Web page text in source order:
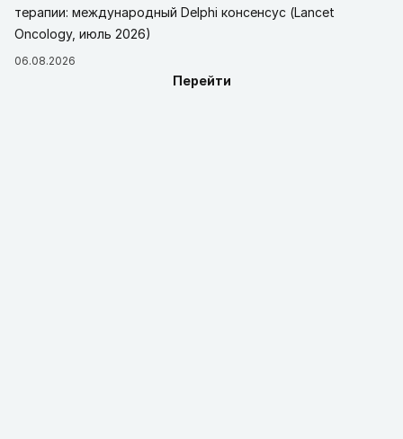
терапии: международный Delphi консенсус (Lancet
Oncology, июль 2026)
06.08.2026
Перейти